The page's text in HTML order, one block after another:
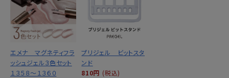
エメナ マグネティフラ
ッシュジェル３色セット
１３５８～１３６０
プリジェル ビットスタ
ンド
810円 (税込)